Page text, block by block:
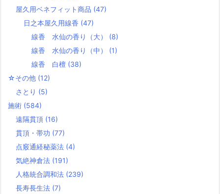
屋久用ベネフィット商品 (47)
日之本屋久用線香 (47)
線香 水仙の香り（大） (8)
線香 水仙の香り（中） (1)
線香 白檀 (38)
☆その他 (12)
さとり (5)
施術 (584)
遠隔貫頂 (16)
貫頂・帯功 (77)
点竅通経秘薬法 (4)
気絶神倉法 (191)
人格統合調和法 (239)
長寿長生法 (7)